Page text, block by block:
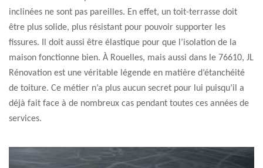
inclinées ne sont pas pareilles. En effet, un toit-terrasse doit
être plus solide, plus résistant pour pouvoir supporter les
fissures. Il doit aussi être élastique pour que l’isolation de la
maison fonctionne bien. À Rouelles, mais aussi dans le 76610, JL
Rénovation est une véritable légende en matière d’étanchéité
de toiture. Ce métier n’a plus aucun secret pour lui puisqu’il a
déjà fait face à de nombreux cas pendant toutes ces années de
services.